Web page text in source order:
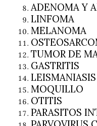
ADENOMA Y
LINFOMA
MELANOMA
TUMOR DE
GASTRITIS
LEISMANIASIS
MOQUILLO
OTITIS
PARASITOS